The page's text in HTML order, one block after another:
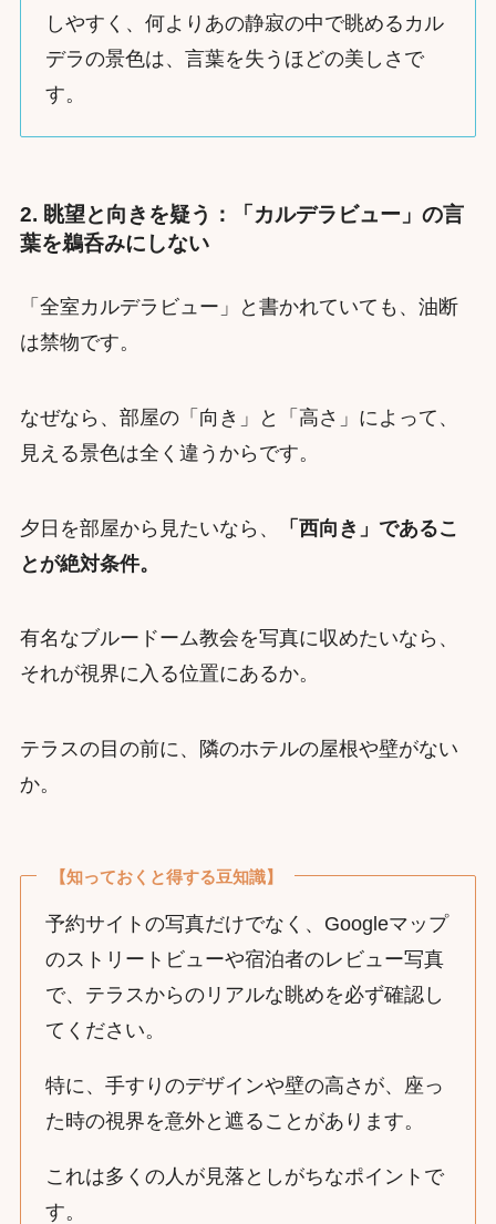
しやすく、何よりあの静寂の中で眺めるカル
デラの景色は、言葉を失うほどの美しさで
す。
2. 眺望と向きを疑う：「カルデラビュー」の言
葉を鵜呑みにしない
「全室カルデラビュー」と書かれていても、油断
は禁物です。
なぜなら、部屋の「向き」と「高さ」によって、
見える景色は全く違うからです。
夕日を部屋から見たいなら、
「西向き」であるこ
とが絶対条件。
有名なブルードーム教会を写真に収めたいなら、
それが視界に入る位置にあるか。
テラスの目の前に、隣のホテルの屋根や壁がない
か。
【知っておくと得する豆知識】
予約サイトの写真だけでなく、Googleマップ
のストリートビューや宿泊者のレビュー写真
で、テラスからのリアルな眺めを必ず確認し
てください。
特に、手すりのデザインや壁の高さが、座っ
た時の視界を意外と遮ることがあります。
これは多くの人が見落としがちなポイントで
す。